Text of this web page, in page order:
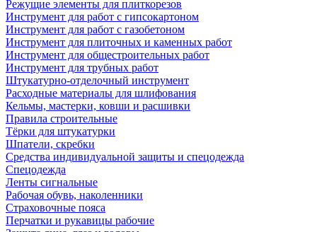
Режущие элементы для плиткорезов
Инструмент для работ с гипсокартоном
Инструмент для работ с газобетоном
Инструмент для плиточных и каменных работ
Инструмент для общестроительных работ
Инструмент для трубных работ
Штукатурно-отделочный инструмент
Расходные материалы для шлифования
Кельмы, мастерки, ковши и расшивки
Правила строительные
Тёрки для штукатурки
Шпатели, скребки
Средства индивидуальной защиты и спецодежда
Спецодежда
Ленты сигнальные
Рабочая обувь, наколенники
Страховочные пояса
Перчатки и рукавицы рабочие